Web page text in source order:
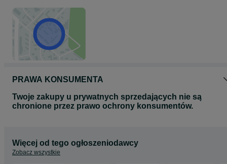
PRAWA KONSUMENTA
Twoje zakupy u prywatnych sprzedających nie są
chronione przez prawo ochrony konsumentów.
Więcej od tego ogłoszeniodawcy
Zobacz wszystkie